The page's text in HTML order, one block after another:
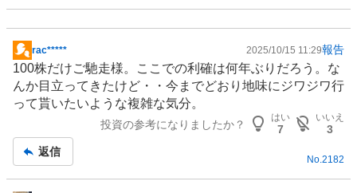
掲
示
板
記
rac***** 2025/10/15 11:29報告
100株だけご馳走様。ここでの利確は何年ぶりだろう。な
んか目立ってきたけど・・今までどおり地味にジワジワ行
って貰いたいような複雑な気分。
投資の参考になりましたか？
はい
7
いいえ
3
返信
No.2182